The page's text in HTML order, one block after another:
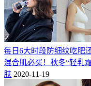
每日6大时段防细纹吃肥
混合肌必买！秋冬“轻乳
肤 2020-11-19